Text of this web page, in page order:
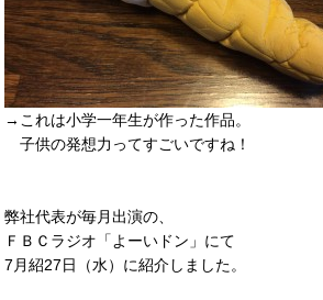
→これは小学一年生が作った作品。
子供の発想力ってすごいですね！
弊社代表が毎月出演の、
ＦＢＣラジオ「よーいドン」にて
7月紹27日（水）に紹介しました。